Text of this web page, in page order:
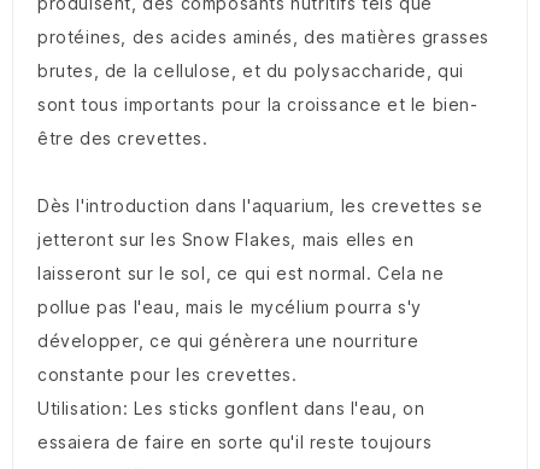
protéines, des acides aminés, des matières grasses
brutes, de la cellulose, et du polysaccharide, qui
sont tous importants pour la croissance et le bien-
être des crevettes.
Dès l'introduction dans l'aquarium, les crevettes se
jetteront sur les Snow Flakes, mais elles en
laisseront sur le sol, ce qui est normal. Cela ne
pollue pas l'eau, mais le mycélium pourra s'y
développer, ce qui génèrera une nourriture
constante pour les crevettes.
Utilisation: Les sticks gonflent dans l'eau, on
essaiera de faire en sorte qu'il reste toujours